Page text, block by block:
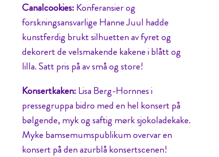
Canalcookies: Konferansier og
forskningsansvarlige Hanne Juul hadde
kunstferdig brukt silhuetten av fyret og
dekorert de velsmakende kakene i blått og
lilla. Satt pris på av små og store!
Konsertkaken: Lisa Berg-Hornnes i
pressegruppa bidro med en hel konsert på
bølgende, myk og saftig mørk sjokoladekake.
Myke bamsemumspublikum overvar en
konsert på den azurblå konsertscenen!